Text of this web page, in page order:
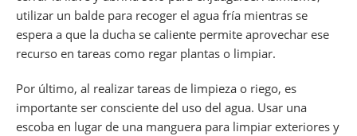
utilizar un balde para recoger el agua fría mientras se
espera a que la ducha se caliente permite aprovechar ese
recurso en tareas como regar plantas o limpiar.
Por último, al realizar tareas de limpieza o riego, es
importante ser consciente del uso del agua. Usar una
escoba en lugar de una manguera para limpiar exteriores y